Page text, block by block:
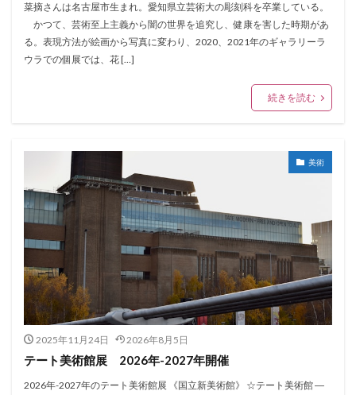
菜摘さんは名古屋市生まれ。愛知県立芸術大の彫刻科を卒業している。
かつて、芸術至上主義から闇の世界を追究し、健康を害した時期があ
る。表現方法が絵画から写真に変わり、2020、2021年のギャラリーラ
ウラでの個展では、花 […]
続きを読む
美術
2025年11月24日 2026年8月5日
テート美術館展 2026年-2027年開催
2026年-2027年のテート美術館展 《国立新美術館》 ☆テート美術館 ―